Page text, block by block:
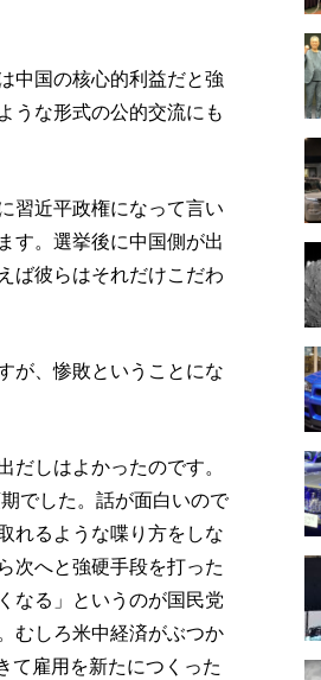
中国の核心的利益だと強
うな形式の公的交流にも
習近平政権になって言い
す。選挙後に中国側が出
ば彼らはそれだけこだわ
が、惨敗ということにな
だしはよかったのです。
でした。話が面白いので
れるような喋り方をしな
次へと強硬手段を打った
なる」というのが国民党
むしろ米中経済がぶつか
て雇用を新たにつくった